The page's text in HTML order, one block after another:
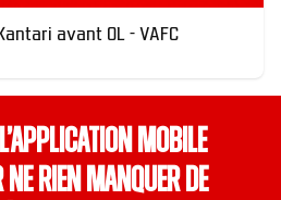
avant OL - VAFC
mobile
ne rien manquer de